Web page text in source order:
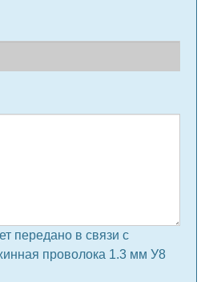
передано в связи с
проволока 1.3 мм У8